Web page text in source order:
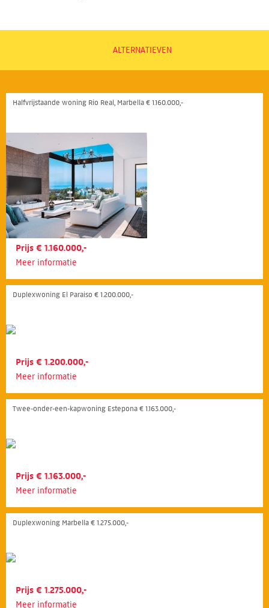
ALTERNATIEVEN
Halfvrijstaande woning Rio Real, Marbella € 1.160.000,-
Prijs € 1.160.000,-
Meer informatie
Duplexwoning El Paraiso € 1.200.000,-
Prijs € 1.200.000,-
Meer informatie
Twee-onder-een-kapwoning Estepona € 1.163.000,-
Prijs € 1.163.000,-
Meer informatie
Duplexwoning Marbella € 1.275.000,-
Prijs € 1.275.000,-
Meer informatie